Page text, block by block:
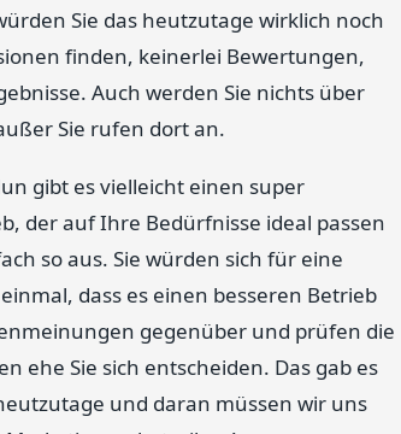
Sie das heutzutage wirklich noch
finden, keinerlei Bewertungen,
Auch werden Sie nichts über
Sie rufen dort an.
gibt es vielleicht einen super
der auf Ihre Bedürfnisse ideal passen
so aus. Sie würden sich für eine
dass es einen besseren Betrieb
gegenüber und prüfen die
ehe Sie sich entscheiden. Das gab es
und daran müssen wir uns